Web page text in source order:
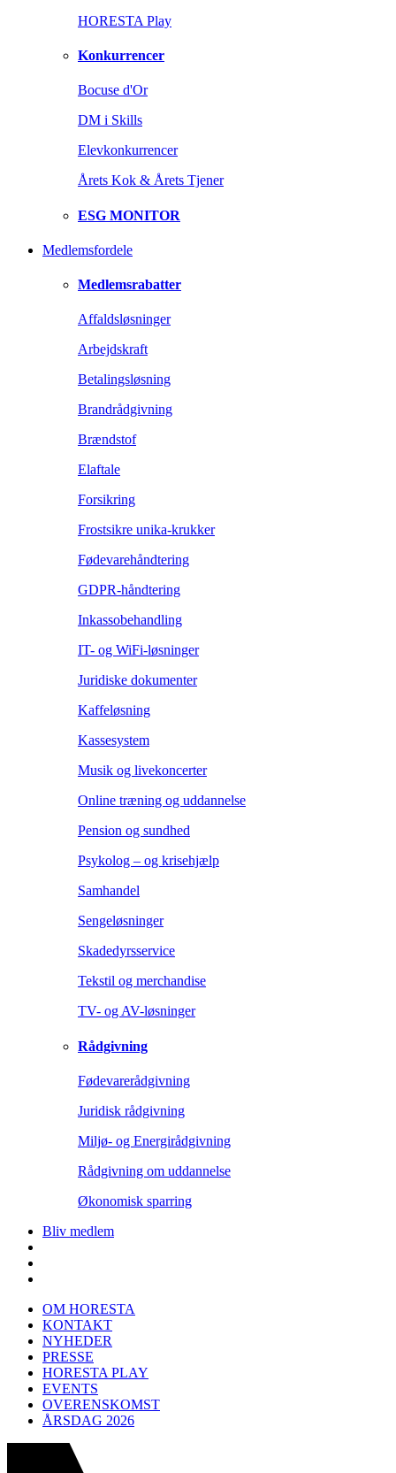
HORESTA Play
Konkurrencer
Bocuse d'Or
DM i Skills
Elevkonkurrencer
Årets Kok & Årets Tjener
ESG MONITOR
Medlemsfordele
Medlemsrabatter
Affaldsløsninger
Arbejdskraft
Betalingsløsning
Brandrådgivning
Brændstof
Elaftale
Forsikring
Frostsikre unika-krukker
Fødevarehåndtering
GDPR-håndtering
Inkassobehandling
IT- og WiFi-løsninger
Juridiske dokumenter
Kaffeløsning
Kassesystem
Musik og livekoncerter
Online træning og uddannelse
Pension og sundhed
Psykolog – og krisehjælp
Samhandel
Sengeløsninger
Skadedyrsservice
Tekstil og merchandise
TV- og AV-løsninger
Rådgivning
Fødevarerådgivning
Juridisk rådgivning
Miljø- og Energirådgivning
Rådgivning om uddannelse
Økonomisk sparring
Bliv medlem
OM HORESTA
KONTAKT
NYHEDER
PRESSE
HORESTA PLAY
EVENTS
OVERENSKOMST
ÅRSDAG 2026